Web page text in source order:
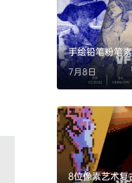
手绘铅笔粉笔
7月8日
8位像素艺术复